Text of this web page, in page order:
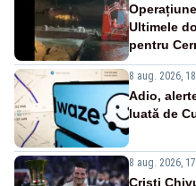
Ultimele
pentru
8 aug. 2026,
Adio,
luată de
8 aug. 2026,
Cristi